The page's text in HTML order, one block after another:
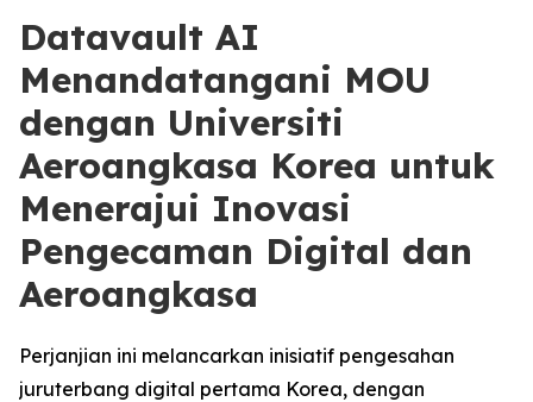
Datavault AI
Menandatangani MOU
dengan Universiti
Aeroangkasa Korea untuk
Menerajui Inovasi
Pengecaman Digital dan
Aeroangkasa
Perjanjian ini melancarkan inisiatif pengesahan
juruterbang digital pertama Korea, dengan